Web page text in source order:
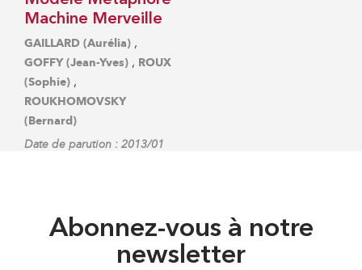
Machine Merveille
GAILLARD (Aurélia) ,
GOFFY (Jean-Yves) , ROUX
(Sophie) ,
ROUKHOMOVSKY
(Bernard)
Date de parution : 2013/01
Abonnez-vous à notre
newsletter